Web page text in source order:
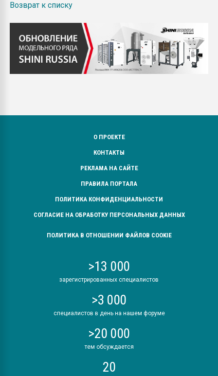
Возврат к списку
О ПРОЕКТЕ
КОНТАКТЫ
РЕКЛАМА НА САЙТЕ
ПРАВИЛА ПОРТАЛА
ПОЛИТИКА КОНФИДЕНЦИАЛЬНОСТИ
СОГЛАСИЕ НА ОБРАБОТКУ ПЕРСОНАЛЬНЫХ ДАННЫХ
ПОЛИТИКА В ОТНОШЕНИИ ФАЙЛОВ COOKIE
>13 000
зарегистрированных специалистов
>3 000
специалистов в день на нашем форуме
>20 000
тем обсуждается
20